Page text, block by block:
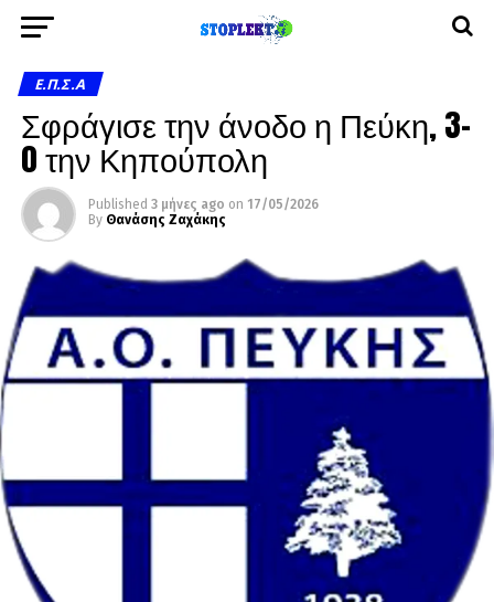
Ε.Π.Σ.Α
Σφράγισε την άνοδο η Πεύκη, 3-
0 την Κηπούπολη
Published 3 μήνες ago on 17/05/2026
By Θανάσης Ζαχάκης